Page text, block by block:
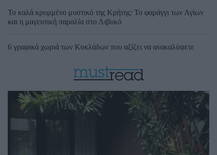
Το καλά κρυμμένο μυστικό της Κρήτης: Το φαράγγι των Αγίων
και η μαγευτική παραλία στο Λιβυκό
6 γραφικά χωριά των Κυκλάδων που αξίζει να ανακαλύψετε